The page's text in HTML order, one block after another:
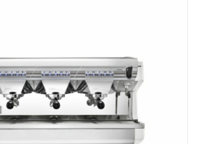
DETAILS